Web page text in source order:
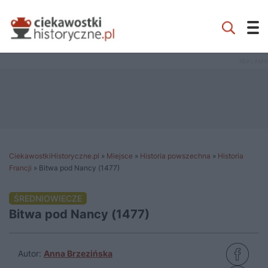
CiekawostkiHistoryczne.pl » Miejsce » Historia powszechna » Historia
Francji » Bitwa pod Nancy (1477)
ŚREDNIOWIECZE
Bitwa pod Nancy (1477)
Autor: Anna Brzezińska